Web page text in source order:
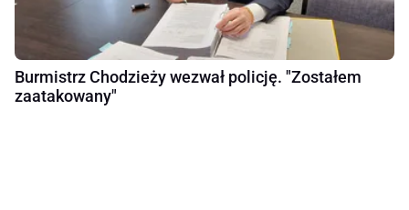
Burmistrz Chodzieży wezwał policję. "Zostałem
zaatakowany"